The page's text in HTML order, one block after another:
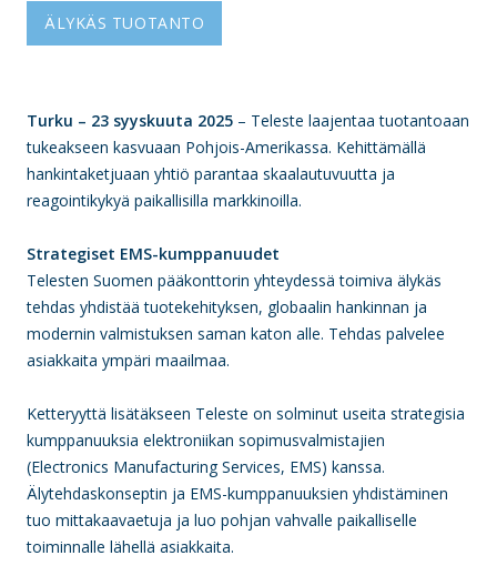
ÄLYKÄS TUOTANTO
Turku – 23 syyskuuta 2025 – Teleste laajentaa tuotantoaan
tukeakseen kasvuaan Pohjois-Amerikassa. Kehittämällä
hankintaketjuaan yhtiö parantaa skaalautuvuutta ja
reagointikykyä paikallisilla markkinoilla.
Strategiset EMS-kumppanuudet
Telesten Suomen pääkonttorin yhteydessä toimiva älykäs
tehdas yhdistää tuotekehityksen, globaalin hankinnan ja
modernin valmistuksen saman katon alle. Tehdas palvelee
asiakkaita ympäri maailmaa.
Ketteryyttä lisätäkseen Teleste on solminut useita strategisia
kumppanuuksia elektroniikan sopimusvalmistajien
(Electronics Manufacturing Services, EMS) kanssa.
Älytehdaskonseptin ja EMS-kumppanuuksien yhdistäminen
tuo mittakaavaetuja ja luo pohjan vahvalle paikalliselle
toiminnalle lähellä asiakkaita.